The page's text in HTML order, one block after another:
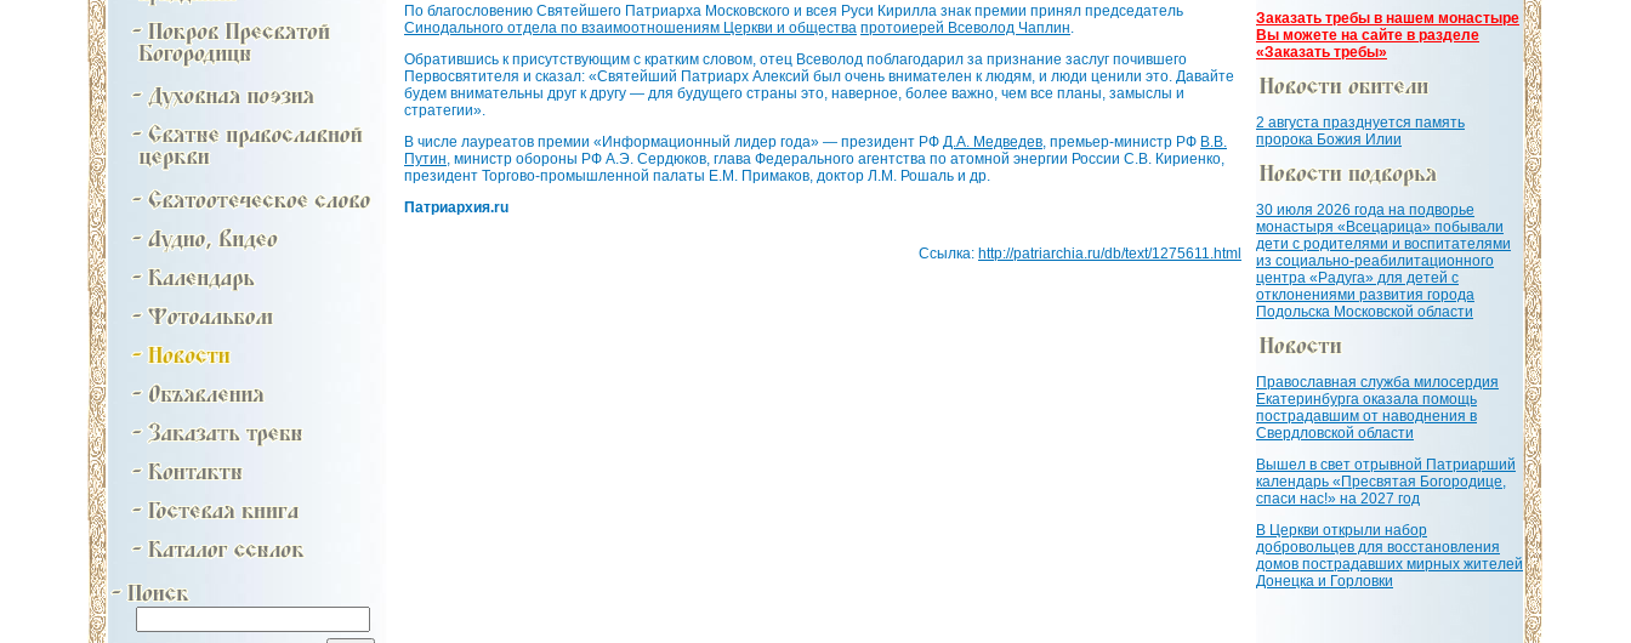
По благословению Святейшего Патриарха Московского и всея Руси Кирилла знак премии принял председатель
Синодального отдела по взаимоотношениям Церкви и общества протоиерей Всеволод Чаплин
Обратившись к присутствующим с кратким словом, отец Всеволод поблагодарил за признание заслуг почившего
Первосвятителя и сказал: «Святейший Патриарх Алексий был очень внимателен к людям, и люди ценили это. Давайте
будем внимательны друг к другу — для будущего страны это, наверное, более важно, чем все планы, замыслы и
стратегии».
В числе лауреатов премии «Информационный лидер года» — президент РФ Д.А. Медведев , премьер-министр РФ В.В.
Путин , министр обороны РФ А.Э. Сердюков, глава Федерального агентства по атомной энергии России С.В. Кириенко,
президент Торгово-промышленной палаты Е.М. Примаков, доктор Л.М. Рошаль и др.
Патриархия.ru
Ссылка: http://patriarchia.ru/db/text/1275611.html
Заказать требы в нашем монастыре
Вы можете на сайте в разделе
«Заказать требы»
2 августа празднуется память
пророка Божия Илии
30 июля 2026 года на подворье
монастыря «Всецарица» побывали
дети с родителями и воспитателями
из социально-реабилитационного
центра «Радуга» для детей с
отклонениями развития города
Подольска Московской области
Православная служба милосердия
Екатеринбурга оказала помощь
пострадавшим от наводнения в
Свердловской области
Вышел в свет отрывной Патриарший
календарь «Пресвятая Богородице,
спаси нас!» на 2027 год
В Церкви открыли набор
добровольцев для восстановления
домов пострадавших мирных жителей
Донецка и Горловки